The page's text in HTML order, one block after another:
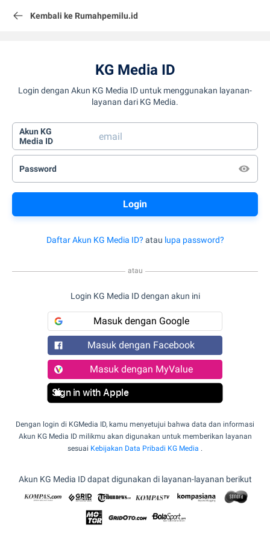
Kembali ke Rumahpemilu.id
KG Media ID
Login dengan Akun KG Media ID untuk menggunakan layanan-
layanan dari KG Media.
Akun KG
Media ID
Password
Daftar Akun KG Media ID? atau lupa password?
atau
Login KG Media ID dengan akun ini
Masuk dengan Google
Masuk dengan Facebook
Masuk dengan MyValue
Sign in with Apple
Dengan login di KGMedia ID, kamu menyetujui bahwa data dan informasi
Akun KG Media ID milikmu akan digunakan untuk memberikan layanan
sesuai Kebijakan Data Pribadi KG Media .
Akun KG Media ID dapat digunakan di layanan-layanan berikut